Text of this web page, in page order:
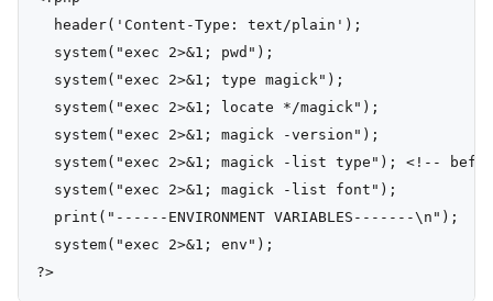
  header('Content-Type: text/plain');
  system("exec 2>&1; pwd");
  system("exec 2>&1; type magick");
  system("exec 2>&1; locate */magick");
  system("exec 2>&1; magick -version");
system("exec 2>&1; magick -list type"); <!--
  system("exec 2>&1; magick -list font");
  print("------ENVIRONMENT VARIABLES-------\n");
  system("exec 2>&1; env");